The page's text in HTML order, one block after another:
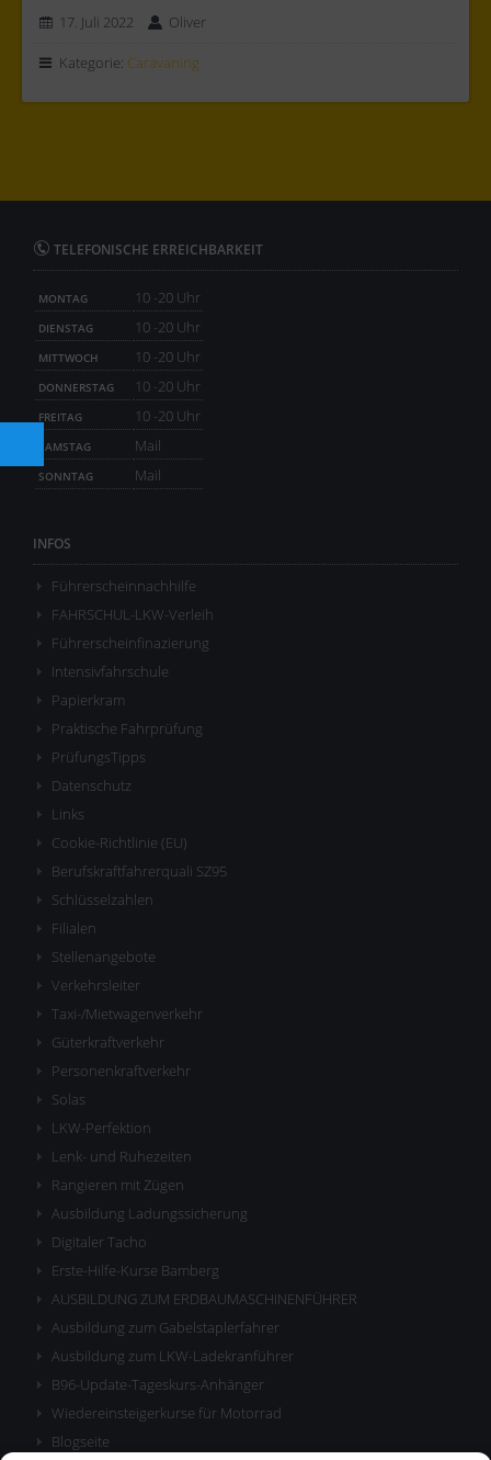
17. Juli 2022 Oliver
Kategorie: Caravaning
TELEFONISCHE ERREICHBARKEIT
MONTAG 10 -20 Uhr
DIENSTAG 10 -20 Uhr
MITTWOCH 10 -20 Uhr
DONNERSTAG 10 -20 Uhr
FREITAG 10 -20 Uhr
SAMSTAG Mail
SONNTAG Mail
INFOS
Führerscheinnachhilfe
FAHRSCHUL-LKW-Verleih
Führerscheinfinazierung
Intensivfahrschule
Papierkram
Praktische Fahrprüfung
PrüfungsTipps
Datenschutz
Links
Cookie-Richtlinie (EU)
Berufskraftfahrerquali SZ95
Schlüsselzahlen
Filialen
Stellenangebote
Verkehrsleiter
Taxi-/Mietwagenverkehr
Güterkraftverkehr
Personenkraftverkehr
Solas
LKW-Perfektion
Lenk- und Ruhezeiten
Rangieren mit Zügen
Ausbildung Ladungssicherung
Digitaler Tacho
Erste-Hilfe-Kurse Bamberg
AUSBILDUNG ZUM ERDBAUMASCHINENFÜHRER
Ausbildung zum Gabelstaplerfahrer
Ausbildung zum LKW-Ladekranführer
B96-Update-Tageskurs-Anhänger
Wiedereinsteigerkurse für Motorrad
Blogseite